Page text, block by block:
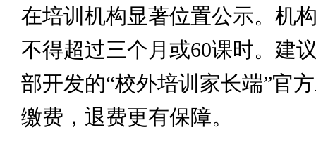
在培训机构显著位置公示。机
不得超过三个月或60课时。建
部开发的“校外培训家长端”官
缴费，退费更有保障。